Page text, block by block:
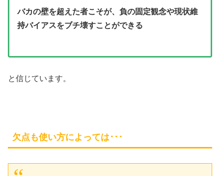
バカの壁を超えた者こそが、負の固定観念や現状維
持バイアスをブチ壊すことができる
と信じています。
欠点も使い方によっては･･･